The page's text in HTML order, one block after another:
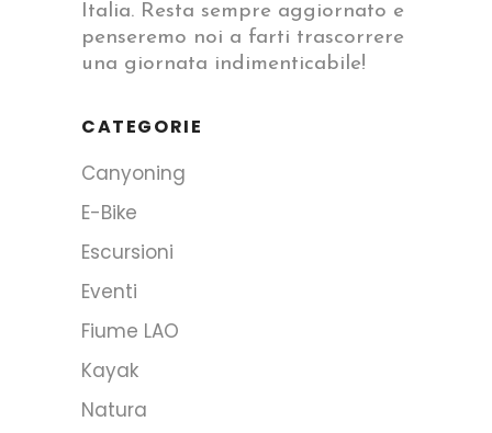
Italia. Resta sempre aggiornato e
penseremo noi a farti trascorrere
una giornata indimenticabile!
CATEGORIE
Canyoning
E-Bike
Escursioni
Eventi
Fiume LAO
Kayak
Natura